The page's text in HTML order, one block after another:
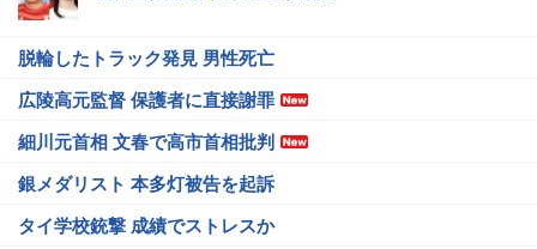
脱輪したトラック発見 男性死亡
広陵高元監督 保護者に直接謝罪
細川元首相 文春で高市首相批判
銀メダリスト 本多灯被告を起訴
タイ学校銃撃 成績でストレスか